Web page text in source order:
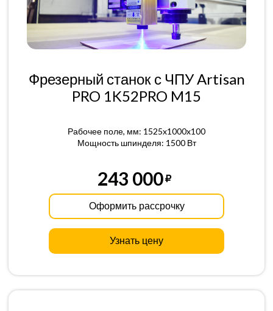
Фрезерный станок с ЧПУ Artisan
PRO 1K52PRO M15
Рабочее поле, мм: 1525x1000x100
Мощность шпинделя: 1500 Вт
243 000
Оформить рассрочку
Узнать цену